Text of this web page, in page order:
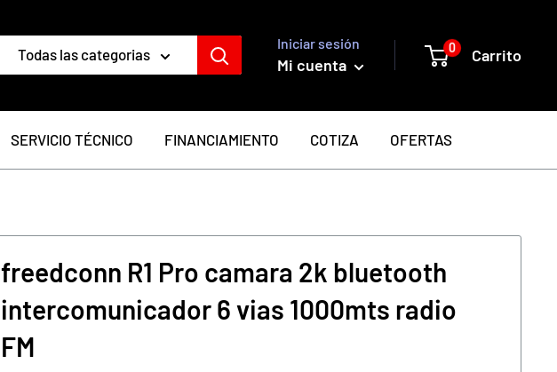
Todas las categorias
Iniciar sesión
Mi cuenta
0 Carrito
SERVICIO TÉCNICO FINANCIAMIENTO COTIZA OFERTAS
freedconn R1 Pro camara 2k bluetooth
intercomunicador 6 vias 1000mts radio
FM